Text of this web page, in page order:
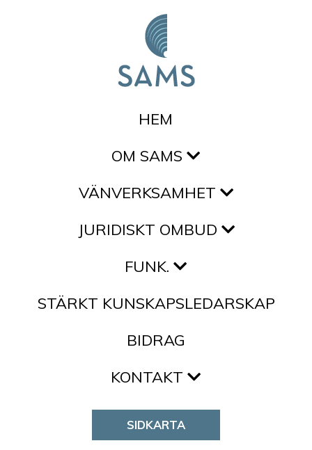
HEM
OM SAMS
VÄNVERKSAMHET
JURIDISKT OMBUD
FUNK.
STÄRKT KUNSKAPSLEDARSKAP
BIDRAG
KONTAKT
SIDKARTA